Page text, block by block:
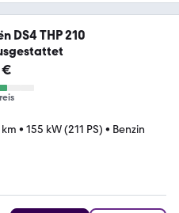
DS4 THP 210
€
• 155 kW (211 PS) • Benzin